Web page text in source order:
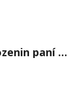
Oslava 101. narozenin paní Věry Skořepové